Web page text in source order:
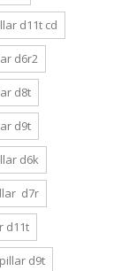
d11t cd
d6r2
d8t
d9t
d6k
d7r
d11t
d9t